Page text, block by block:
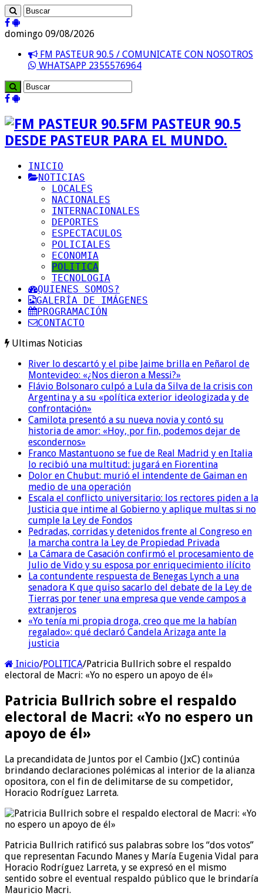
domingo 09/08/2026
FM PASTEUR 90.5 / COMUNICATE CON NOSOTROS
WHATSAPP 2355576964
FM PASTEUR 90.5
DESDE PASTEUR PARA EL MUNDO.
INICIO
NOTICIAS
LOCALES
NACIONALES
INTERNACIONALES
DEPORTES
ESPECTACULOS
POLICIALES
ECONOMIA
POLITICA
TECNOLOGIA
QUIENES SOMOS?
GALERÍA DE IMÁGENES
PROGRAMACIÓN
CONTACTO
Ultimas Noticias
River lo descartó y el pibe Jaime brilla en Peñarol de
Montevideo: «¿Nos dieron a Messi?»
Flávio Bolsonaro culpó a Lula da Silva de la crisis con
Argentina y a su «política exterior ideologizada y de
confrontación»
Camilota presentó a su nueva novia y contó su
historia de amor: «Hoy, por fin, podemos dejar de
escondernos»
Franco Mastantuono se fue de Real Madrid y en Italia
lo recibió una multitud: jugará en Fiorentina
Dolor en Chubut: murió el intendente de Gaiman en
medio de una operación
Escala el conflicto universitario: los rectores piden a la
Justicia que intime al Gobierno y aplique multas si no
cumple la Ley de Fondos
Pedradas, corridas y detenidos frente al Congreso en
la marcha contra la Ley de Propiedad Privada
La Cámara de Casación confirmó el procesamiento de
Julio de Vido y su esposa por enriquecimiento ilícito
La contundente respuesta de Benegas Lynch a una
senadora K que quiso sacarlo del debate de la Ley de
Tierras por tener una empresa que vende campos a
extranjeros
«Yo tenía mi propia droga, creo que me la habían
regalado»: qué declaró Candela Arizaga ante la
justicia
Inicio/POLITICA/Patricia Bullrich sobre el respaldo
electoral de Macri: «Yo no espero un apoyo de él»
Patricia Bullrich sobre el respaldo
electoral de Macri: «Yo no espero un
apoyo de él»
La precandidata de Juntos por el Cambio (JxC) continúa
brindando declaraciones polémicas al interior de la alianza
opositora, con el fin de delimitarse de su competidor,
Horacio Rodríguez Larreta.
Patricia Bullrich ratificó sus palabras sobre los “dos votos”
que representan Facundo Manes y María Eugenia Vidal para
Horacio Rodríguez Larreta, y se expresó en el mismo
sentido sobre el eventual respaldo público que le brindaría
Mauricio Macri.